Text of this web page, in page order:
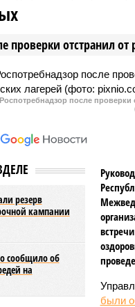
Закон».
проверки отстранил
Роспотребнадзор после проверки
резерв
кампании
сообщило об
на
были